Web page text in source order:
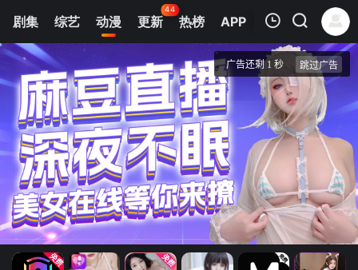
剧集 综艺 动漫 更新
44
热榜 APP
我的观影记录
第1集
拔作岛
清空